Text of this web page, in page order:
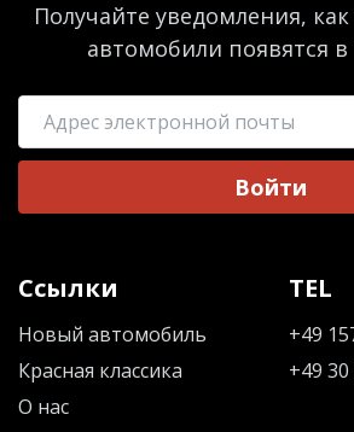
Получайте уведомления,
автомобили появятся
Войти
Ссылки
Новый автомобиль
Красная классика
О нас
TEL
+49
+49